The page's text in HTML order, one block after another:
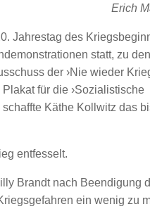
Erich
Jahrestag des
statt, zu
der ›Nie wieder
für die ›Sozialistische
Käthe Kollwitz das
entfesselt.
Brandt nach Beendigung
ein wenig zu